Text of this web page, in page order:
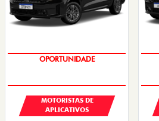
OPORTUNIDADE
MOTORISTAS DE
APLICATIVOS